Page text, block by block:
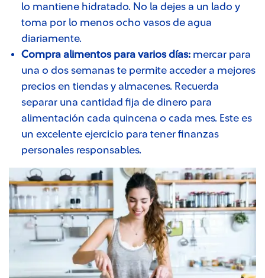
lo mantiene hidratado. No la dejes a un lado y
toma por lo menos ocho vasos de agua
diariamente.
Compra alimentos para varios días: mercar para
una o dos semanas te permite acceder a mejores
precios en tiendas y almacenes. Recuerda
separar una cantidad fija de dinero para
alimentación cada quincena o cada mes. Este es
un excelente ejercicio para tener finanzas
personales responsables.